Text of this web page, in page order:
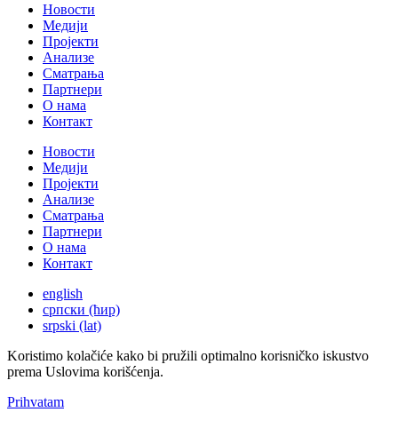
Новости
Медији
Пројекти
Анализе
Сматрања
Партнери
О нама
Контакт
Новости
Медији
Пројекти
Анализе
Сматрања
Партнери
О нама
Контакт
english
српски (ћир)
srpski (lat)
Koristimo kolačiće kako bi pružili optimalno korisničko iskustvo
prema Uslovima korišćenja.
Prihvatam